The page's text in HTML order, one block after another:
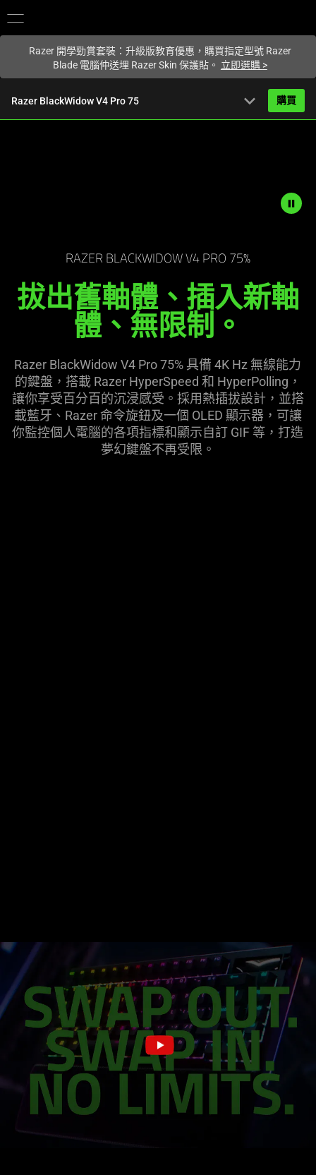
Razer 開學勁賞套裝：升級版教育優惠，購買指定型號 Razer
Blade 電腦仲送埋 Razer Skin 保護貼。 立即選購 >
Razer BlackWidow V4 Pro 75 expand_more 購買
content
on
to
be
updated.
RAZER BLACKWIDOW V4 PRO 75%
拔出舊軸體、插入新軸
體、無限制 。
Razer BlackWidow V4 Pro 75% 具備 4K Hz 無線能力
的鍵盤，搭載 Razer HyperSpeed 和 HyperPolling，
讓你享受百分百的沉浸感受。採用熱插拔設計，並搭
載藍牙、Razer 命令旋鈕及一個 OLED 顯示器，可讓
你監控個人電腦的各項指標和顯示自訂 GIF 等，打造
夢幻鍵盤不再受限 。